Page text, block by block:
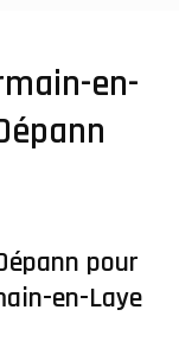
en-
pour
en-Laye